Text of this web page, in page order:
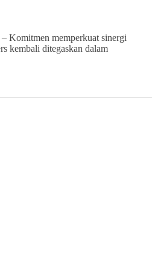
Komitmen memperkuat sinergi
kembali ditegaskan dalam